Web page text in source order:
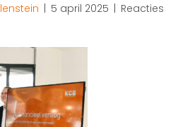
| 5 april 2025 | Reacties